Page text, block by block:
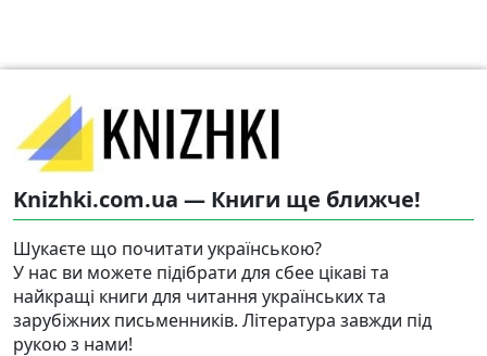
Knizhki.com.ua — Книги ще ближче!
Шукаєте що почитати українською?
У нас ви можете підібрати для сбее цікаві та
найкращі книги для читання українських та
зарубіжних письменників. Література завжди під
рукою з нами!